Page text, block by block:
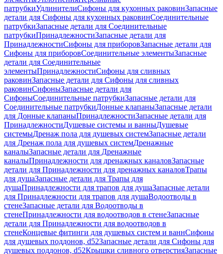
патрубкиУдлинителиСифоны для кухонных раковинЗапасные
детали для Сифоны для кухонных раковинСоединительные
патрубкиЗапасные детали для Соединительные
патрубкиПринадлежностиЗапасные детали для
ПринадлежностиСифоны для приборовЗапасные детали для
Сифоны для приборовСоединительные элементыЗапасные
детали для Соединительные
элементыПринадлежностиСифоны для сливных
раковинЗапасные детали для Сифоны для сливных
раковинСифоныЗапасные детали для
СифоныСоединительные патрубкиЗапасные детали для
Соединительные патрубкиДонные клапаныЗапасные детали
для Донные клапаныПринадлежностиЗапасные детали для
ПринадлежностиДушевые системы и ванныДушевые
системыДренаж пола для душевых системЗапасные детали
для Дренаж пола для душевых системДренажные
каналыЗапасные детали для Дренажные
каналыПринадлежности для дренажных каналовЗапасные
детали для Принадлежности для дренажных каналовТрапы
для душаЗапасные детали для Трапы для
душаПринадлежности для трапов для душаЗапасные детали
для Принадлежности для трапов для душаВодоотводы в
стенеЗапасные детали для Водоотводы в
стенеПринадлежности для водоотводов в стенеЗапасные
детали для Принадлежности для водоотводов в
стенеКонцевые фитинги для душевых систем и ваннСифоны
для душевых поддонов, d52Запасные детали для Сифоны для
душевых поддонов, d52Крышки сливного отверстияЗапасные